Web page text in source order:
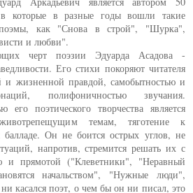
в которые в разные годы вошли такие
как "Снова в строй", "Шурка",
и любви".
черт поэзии Эдуарда Асадова -
Его стихи покоряют читателя
и жизненной правдой, самобытностью и
полифоничностью звучания.
его поэтического творчества является
темам, тяготение к
Он не боится острых углов, не
напротив, стремится решать их с
и прямотой ("Клеветники", "Неравный
начальством", "Нужные люди",
касался поэт, о чем бы он ни писал, это